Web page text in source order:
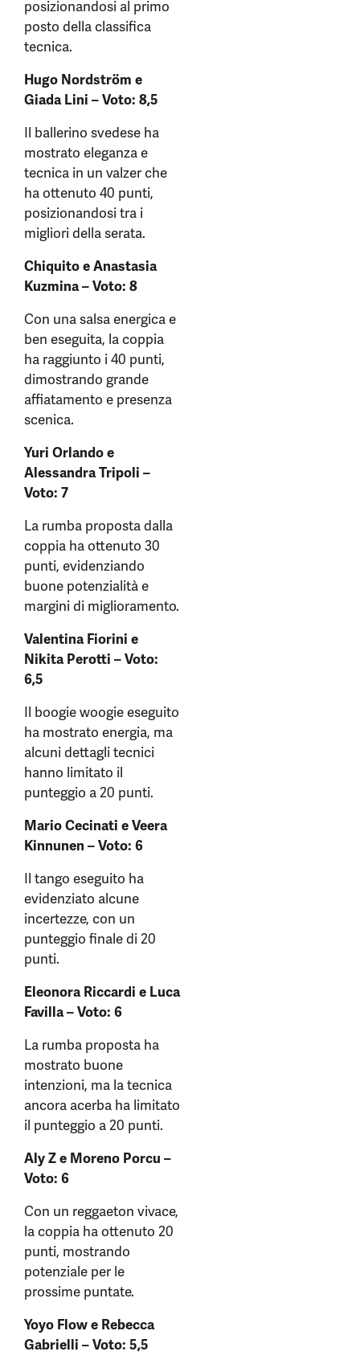
posizionandosi al primo
posto della classifica
tecnica.
Hugo Nordström e
Giada Lini – Voto: 8,5
Il ballerino svedese ha
mostrato eleganza e
tecnica in un valzer che
ha ottenuto 40 punti,
posizionandosi tra i
migliori della serata.
Chiquito e Anastasia
Kuzmina – Voto: 8
Con una salsa energica e
ben eseguita, la coppia
ha raggiunto i 40 punti,
dimostrando grande
affiatamento e presenza
scenica.
Yuri Orlando e
Alessandra Tripoli –
Voto: 7
La rumba proposta dalla
coppia ha ottenuto 30
punti, evidenziando
buone potenzialità e
margini di miglioramento.
Valentina Fiorini e
Nikita Perotti – Voto:
6,5
Il boogie woogie eseguito
ha mostrato energia, ma
alcuni dettagli tecnici
hanno limitato il
punteggio a 20 punti.
Mario Cecinati e Veera
Kinnunen – Voto: 6
Il tango eseguito ha
evidenziato alcune
incertezze, con un
punteggio finale di 20
punti.
Eleonora Riccardi e Luca
Favilla – Voto: 6
La rumba proposta ha
mostrato buone
intenzioni, ma la tecnica
ancora acerba ha limitato
il punteggio a 20 punti.
Aly Z e Moreno Porcu –
Voto: 6
Con un reggaeton vivace,
la coppia ha ottenuto 20
punti, mostrando
potenziale per le
prossime puntate.
Yoyo Flow e Rebecca
Gabrielli – Voto: 5,5